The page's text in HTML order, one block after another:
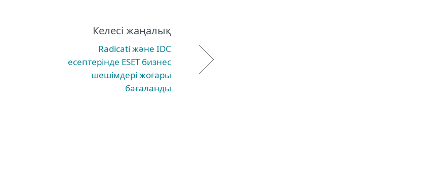
Келесі жаңалық
Radicati және IDC
есептерінде ESET бизнес
шешімдері жоғары
бағаланды